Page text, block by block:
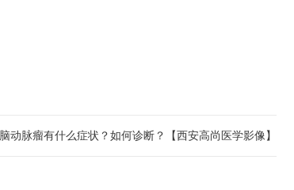
脑动脉瘤有什么症状？如何诊断？【西安高尚医学影像】